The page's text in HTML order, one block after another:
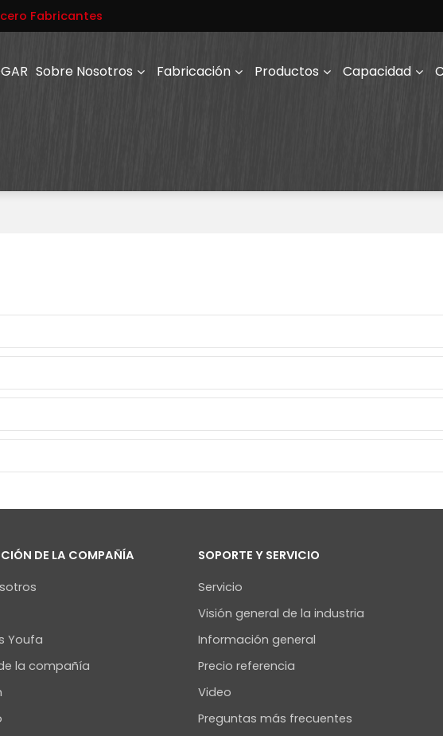
Fabricantes
Sobre Nosotros Fabricación Productos Capacidad
DE LA COMPAÑÍA
Youfa
la compañía
SOPORTE Y SERVICIO
Servicio
Visión general de la industria
Información general
Precio referencia
Video
Preguntas más frecuentes